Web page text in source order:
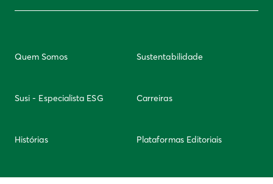
Quem Somos Sustentabilidade
Susi - Especialista ESG Carreiras
Histórias Plataformas Editoriais
Newsletter Integridade